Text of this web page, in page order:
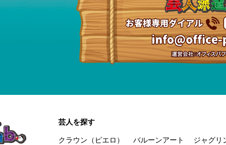
芸人を探す
クラウン（ピエロ） バルーンアート ジャグリ